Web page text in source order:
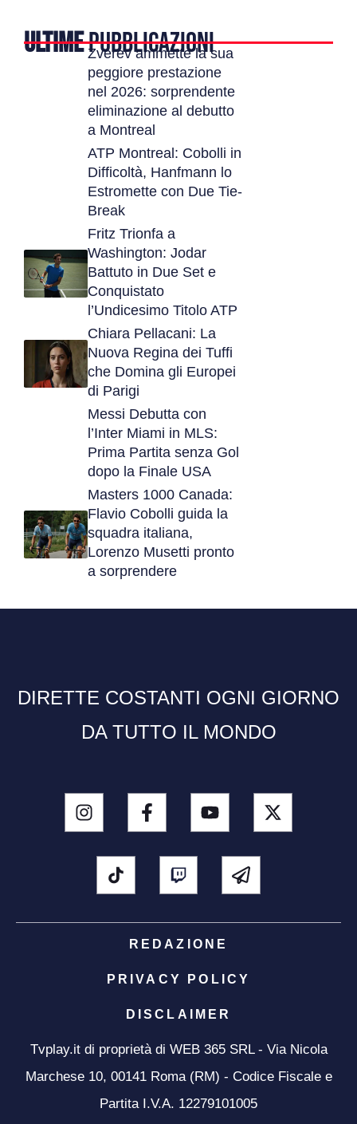
ULTIMEPUBBLICAZIONI
Zverev ammette la sua
peggiore prestazione
nel 2026: sorprendente
eliminazione al debutto
a Montreal
ATP Montreal: Cobolli in
Difficoltà, Hanfmann lo
Estromette con Due Tie-
Break
Fritz Trionfa a
Washington: Jodar
Battuto in Due Set e
Conquistato
l’Undicesimo Titolo ATP
Chiara Pellacani: La
Nuova Regina dei Tuffi
che Domina gli Europei
di Parigi
Messi Debutta con
l’Inter Miami in MLS:
Prima Partita senza Gol
dopo la Finale USA
Masters 1000 Canada:
Flavio Cobolli guida la
squadra italiana,
Lorenzo Musetti pronto
a sorprendere
DIRETTE COSTANTI OGNI GIORNO
DA TUTTO IL MONDO
REDAZIONE
PRIVACY POLICY
DISCLAIMER
Tvplay.it di proprietà di WEB 365 SRL - Via Nicola
Marchese 10, 00141 Roma (RM) - Codice Fiscale e
Partita I.V.A. 12279101005